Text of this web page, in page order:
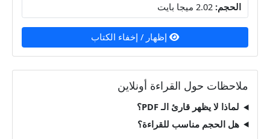
الحجم:
إظهار / إخفاء الكتاب
ملاحظات حول القراءة أونلاين
لماذا لا يظهر قارئ الـ PDF؟
هل الحجم مناسب للقراءة؟